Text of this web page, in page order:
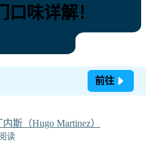
口味详解！
前往
斯（Hugo Martinez）
读